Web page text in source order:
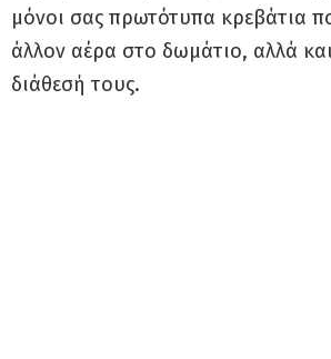
μόνοι σας πρωτότυπα κρεβάτια
άλλον αέρα στο δωμάτιο, αλλά
διάθεσή τους.